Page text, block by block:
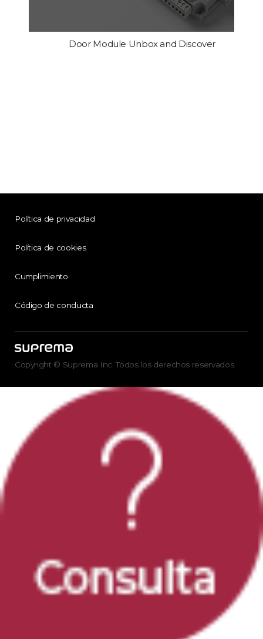
Door Module Unbox and Discover
Política de privacidad
Política de cookies
Cumplimiento
Código de conducta
Copyright © Suprema Inc. Todos los derechos reservados.